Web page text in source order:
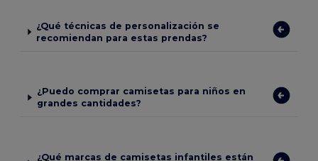
¿Qué técnicas de personalización se
recomiendan para estas prendas?
¿Puedo comprar camisetas para niños en
grandes cantidades?
¿Qué marcas de camisetas infantiles están